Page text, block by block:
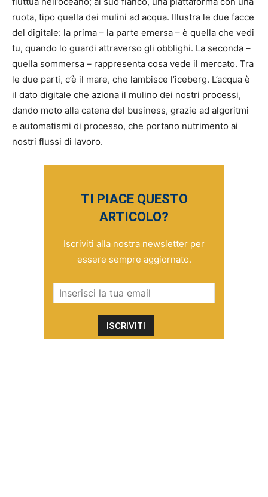
ruota, tipo quella dei mulini ad acqua. Illustra le due facce
del digitale: la prima – la parte emersa – è quella che vedi
tu, quando lo guardi attraverso gli obblighi. La seconda –
quella sommersa – rappresenta cosa vede il mercato. Tra
le due parti, c’è il mare, che lambisce l’iceberg. L’acqua è
il dato digitale che aziona il mulino dei nostri processi,
dando moto alla catena del business, grazie ad algoritmi
e automatismi di processo, che portano nutrimento ai
nostri flussi di lavoro.
TI PIACE QUESTO
ARTICOLO?
Iscriviti alla nostra newsletter per
essere sempre aggiornato.